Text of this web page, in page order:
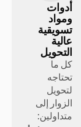
أدوات
ومواد
تسويقية
عالية
التحويل
كل ما
تحتاجه
لتحويل
الزوار إلى
متداولين: